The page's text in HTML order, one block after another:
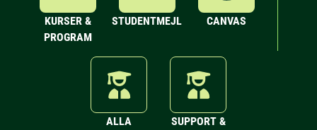
KURSER &
PROGRAM
STUDENTMEJL CANVAS
ALLA
SUPPORT &